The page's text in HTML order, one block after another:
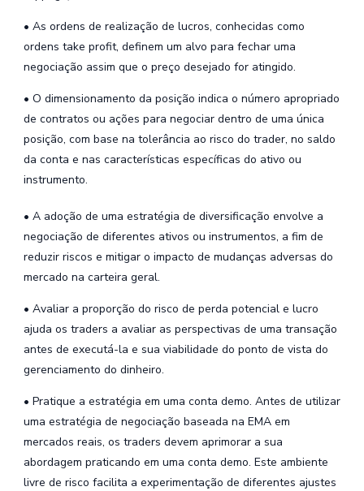
• As ordens de realização de lucros, conhecidas como
ordens take profit, definem um alvo para fechar uma
negociação assim que o preço desejado for atingido.
• O dimensionamento da posição indica o número apropriado
de contratos ou ações para negociar dentro de uma única
posição, com base na tolerância ao risco do trader, no saldo
da conta e nas características específicas do ativo ou
instrumento.
• A adoção de uma estratégia de diversificação envolve a
negociação de diferentes ativos ou instrumentos, a fim de
reduzir riscos e mitigar o impacto de mudanças adversas do
mercado na carteira geral.
• Avaliar a proporção do risco de perda potencial e lucro
ajuda os traders a avaliar as perspectivas de uma transação
antes de executá-la e sua viabilidade do ponto de vista do
gerenciamento do dinheiro.
• Pratique a estratégia em uma conta demo. Antes de utilizar
uma estratégia de negociação baseada na EMA em
mercados reais, os traders devem aprimorar a sua
abordagem praticando em uma conta demo. Este ambiente
livre de risco facilita a experimentação de diferentes ajustes